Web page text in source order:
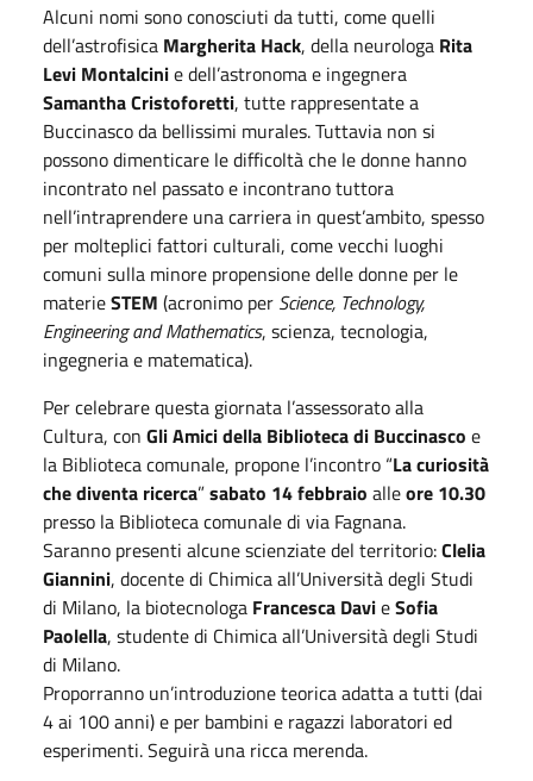
Alcuni nomi sono conosciuti da tutti, come quelli
dell’astrofisica Margherita Hack, della neurologa Rita
Levi Montalcinie dell’astronoma e ingegnera
Samantha Cristoforetti, tutte rappresentate a
Buccinasco da bellissimi murales. Tuttavia non si
possono dimenticare le difficoltà che le donne hanno
incontrato nel passato e incontrano tuttora
nell’intraprendere una carriera in quest’ambito, spesso
per molteplici fattori culturali, come vecchi luoghi
comuni sulla minore propensione delle donne per le
materieSTEM (acronimo per Science, Technology,
Engineering and Mathematics, scienza, tecnologia,
ingegneria e matematica).
Per celebrare questa giornata l’assessorato alla
Cultura, con Gli Amici della Biblioteca di Buccinasco e
la Biblioteca comunale, propone l’incontro “La curiosità
che diventa ricerca”sabato 14 febbraio alleore 10.30
presso la Biblioteca comunale di via Fagnana.
Saranno presenti alcune scienziate del territorio:Clelia
Giannini, docente di Chimica all’Università degli Studi
di Milano, la biotecnologa Francesca DavieSofia
Paolella, studente di Chimica all’Università degli Studi
di Milano.
Proporranno un’introduzione teorica adatta a tutti (dai
4 ai 100 anni) e per bambini e ragazzi laboratori ed
esperimenti. Seguirà una ricca merenda.